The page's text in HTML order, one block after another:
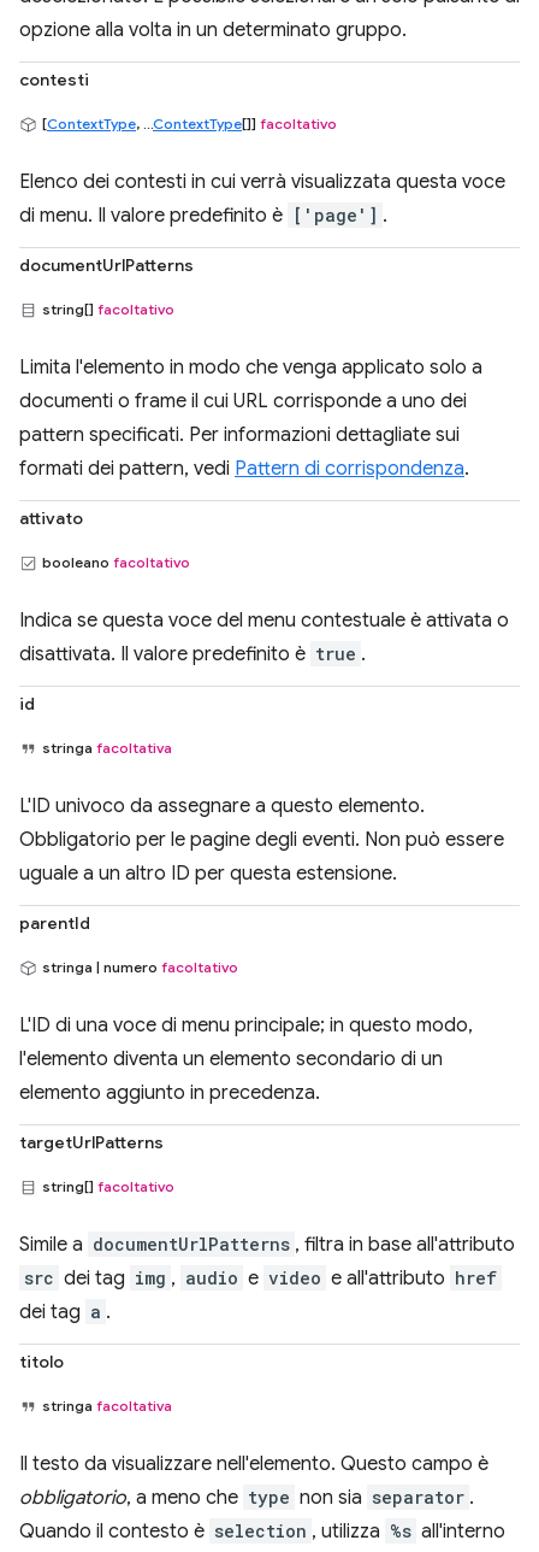
opzione alla volta in un determinato gruppo.
contesti
[ContextType, ...ContextType[]] facoltativo
Elenco dei contesti in cui verrà visualizzata questa voce
di menu. Il valore predefinito è ['page'] .
documentUrlPatterns
string[] facoltativo
Limita l'elemento in modo che venga applicato solo a
documenti o frame il cui URL corrisponde a uno dei
pattern specificati. Per informazioni dettagliate sui
formati dei pattern, vedi Pattern di corrispondenza.
attivato
booleano facoltativo
Indica se questa voce del menu contestuale è attivata o
disattivata. Il valore predefinito è true .
id
stringa facoltativa
L'ID univoco da assegnare a questo elemento.
Obbligatorio per le pagine degli eventi. Non può essere
uguale a un altro ID per questa estensione.
parentId
stringa | numero facoltativo
L'ID di una voce di menu principale; in questo modo,
l'elemento diventa un elemento secondario di un
elemento aggiunto in precedenza.
targetUrlPatterns
string[] facoltativo
Simile a documentUrlPatterns , filtra in base all'attributo
src dei tag img , audio e video e all'attributo href
dei tag a .
titolo
stringa facoltativa
Il testo da visualizzare nell'elemento. Questo campo è
obbligatorio, a meno che type non sia separator .
Quando il contesto è selection , utilizza %s all'interno